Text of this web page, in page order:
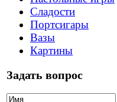
Сладости
Портсигары
Вазы
Картины
Задать вопрос